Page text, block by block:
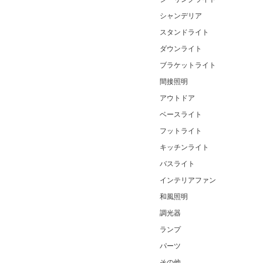
シャンデリア
スタンドライト
ダウンライト
ブラケットライト
間接照明
アウトドア
ベースライト
フットライト
キッチンライト
バスライト
インテリアファン
和風照明
調光器
ランプ
パーツ